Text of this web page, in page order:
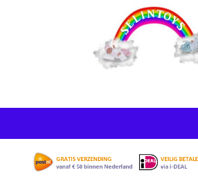
naar
navigatie
inhoud
Startpagina